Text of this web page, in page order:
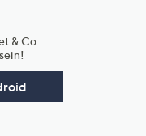
& Co.